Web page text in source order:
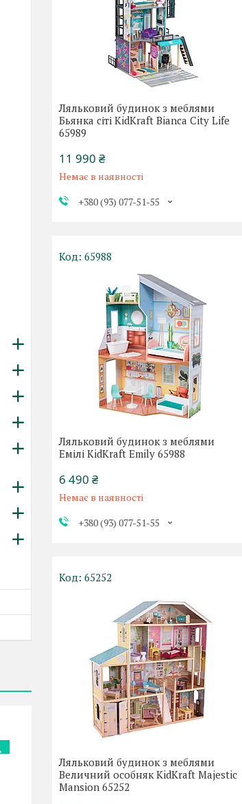
Ляльковий будинок з меблями
Бьянка сіті KidKraft Bianca City Life
65989
11 990 ₴
Немає в наявності
+380 (93) 077-51-55
65988
Ляльковий будинок з меблями
Емілі KidKraft Emily 65988
6 490 ₴
Немає в наявності
+380 (93) 077-51-55
65252
Ляльковий будинок з меблями
Величний особняк KidKraft Majestic
Mansion 65252